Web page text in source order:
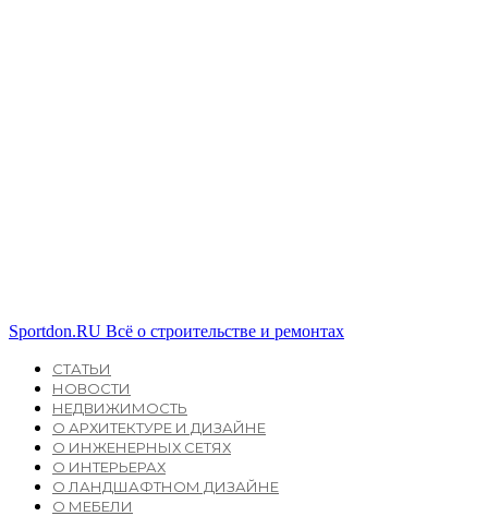
Sportdon.RU Всё о строительстве и ремонтах
СТАТЬИ
НОВОСТИ
НЕДВИЖИМОСТЬ
О АРХИТЕКТУРЕ И ДИЗАЙНЕ
О ИНЖЕНЕРНЫХ СЕТЯХ
О ИНТЕРЬЕРАХ
О ЛАНДШАФТНОМ ДИЗАЙНЕ
О МЕБЕЛИ